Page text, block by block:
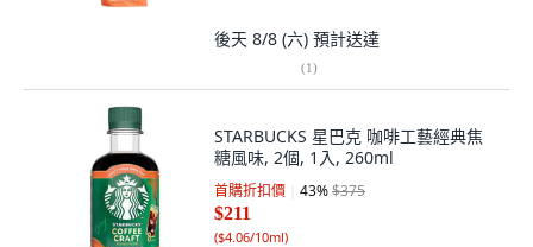
後天 8/8 (六) 預計送達
(1)
STARBUCKS 星巴克 咖啡工藝經典焦
糖風味, 2個, 1入, 260ml
首購折扣價 43%$375
$211
($4.06/10ml)